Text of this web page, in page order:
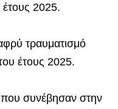
έτους 2025.
τραυματισμό
έτους 2025.
συνέβησαν στην